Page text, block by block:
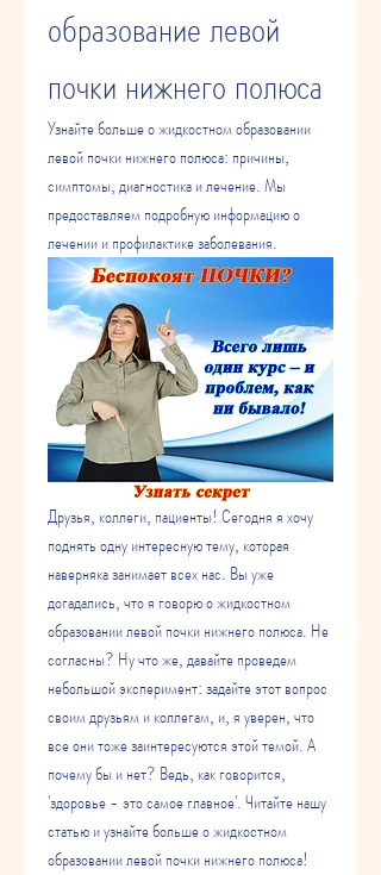
образование левой
почки нижнего полюса
Узнайте больше о жидкостном образовании
левой почки нижнего полюса: причины,
симптомы, диагностика и лечение. Мы
предоставляем подробную информацию о
лечении и профилактике заболевания.
Друзья, коллеги, пациенты! Сегодня я хочу
поднять одну интересную тему, которая
наверняка занимает всех нас. Вы уже
догадались, что я говорю о жидкостном
образовании левой почки нижнего полюса. Не
согласны? Ну что же, давайте проведем
небольшой эксперимент: задайте этот вопрос
своим друзьям и коллегам, и, я уверен, что
все они тоже заинтересуются этой темой. А
почему бы и нет? Ведь, как говорится,
'здоровье - это самое главное'. Читайте нашу
статью и узнайте больше о жидкостном
образовании левой почки нижнего полюса!